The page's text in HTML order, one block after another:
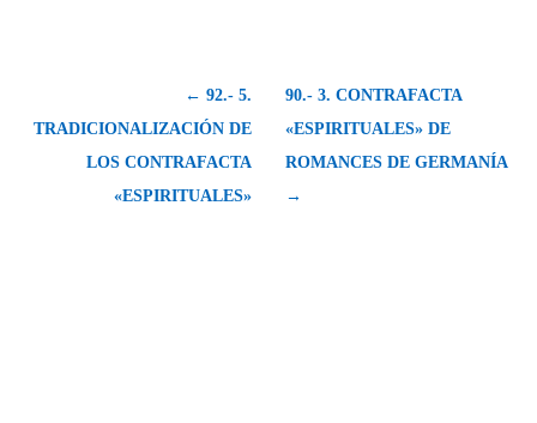
← 92.- 5.
TRADICIONALIZACIÓN DE
LOS CONTRAFACTA
«ESPIRITUALES»
90.- 3. CONTRAFACTA
«ESPIRITUALES» DE
ROMANCES DE GERMANÍA
→